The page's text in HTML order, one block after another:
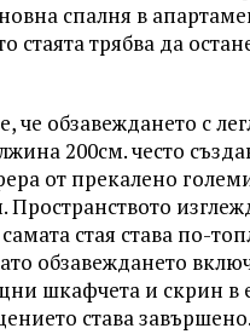
спалня в
стаята трябва да
че обзавеждането с
200см. често
от прекалено
Пространството
стая става по-
обзавеждането
шкафчета и скрин в
става завършено.